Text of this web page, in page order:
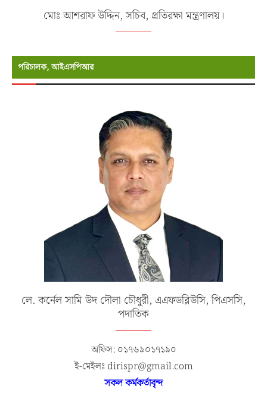
মোঃ আশরাফ উদ্দিন, সচিব, প্রতিরক্ষা মন্ত্রণালয়।
পরিচালক, আইএসপিআর
লে. কর্নেল সামি উদ দৌলা চৌধুরী, এএফডব্লিউসি, পিএসসি,
পদাতিক
অফিস: ০১৭৬৯০১৭১৯০
ই-মেইলঃ dirispr@gmail.com
সকল কর্মকর্তাবৃন্দ